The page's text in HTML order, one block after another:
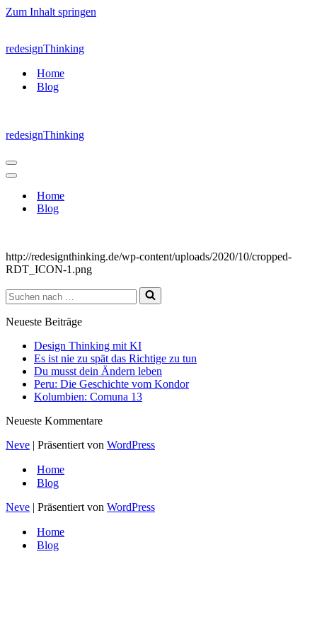
Zum Inhalt springen
redesignThinking
Home
Blog
redesignThinking
Navigations-
Menü
Navigations-
Home
Blog
http://redesignthinking.de/wp-content/uploads/2020/10/cropped-
RDT_ICON-1.png
Suchen
nach …
Neueste Beiträge
Design Thinking mit KI
Es ist nie zu spät das Richtige zu tun
Du musst dein Ändern leben
Peru: Die Geschichte vom Kondor
Kolumbien: Comuna 13
Neueste Kommentare
Neve | Präsentiert von WordPress
Home
Blog
Neve | Präsentiert von WordPress
Home
Blog